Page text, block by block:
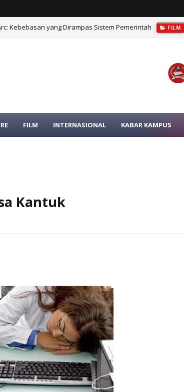
Kebebasan yang Dirampas Sistem Pemerintah FILM
FILM INTERNASIONAL KABAR KAMPUS
Kantuk